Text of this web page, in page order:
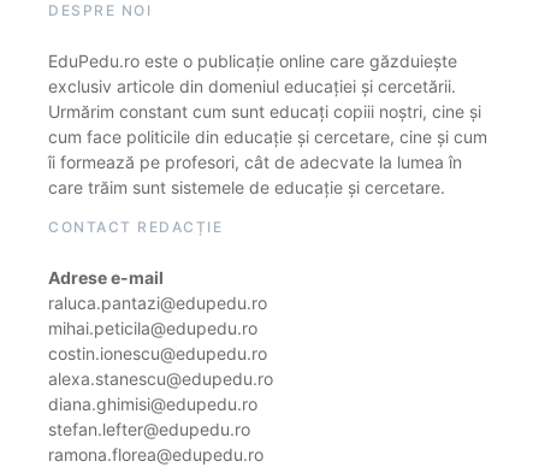
DESPRE NOI
EduPedu.ro este o publicație online care găzduiește
exclusiv articole din domeniul educației și cercetării.
Urmărim constant cum sunt educați copiii noștri, cine și
cum face politicile din educație și cercetare, cine și cum
îi formează pe profesori, cât de adecvate la lumea în
care trăim sunt sistemele de educație și cercetare.
CONTACT REDACȚIE
Adrese e-mail
raluca.pantazi@edupedu.ro
mihai.peticila@edupedu.ro
costin.ionescu@edupedu.ro
alexa.stanescu@edupedu.ro
diana.ghimisi@edupedu.ro
stefan.lefter@edupedu.ro
ramona.florea@edupedu.ro